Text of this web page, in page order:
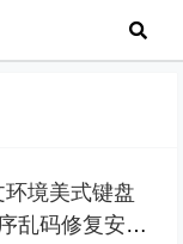
境美式键盘
乱码修复安装